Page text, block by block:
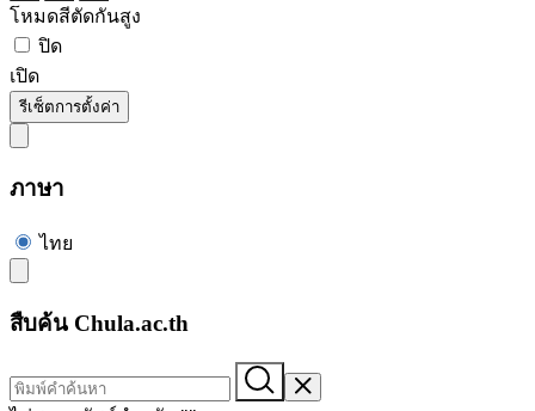
โหมดสีตัดกันสูง
ปิด
เปิด
รีเซ็ตการตั้งค่า
ภาษา
ไทย
สืบค้น Chula.ac.th